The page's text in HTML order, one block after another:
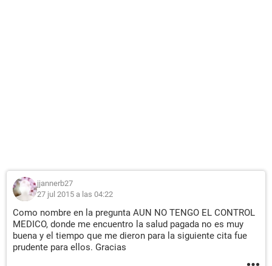
jjannerb27
27 jul 2015 a las 04:22
Como nombre en la pregunta AUN NO TENGO EL CONTROL
MEDICO, donde me encuentro la salud pagada no es muy
buena y el tiempo que me dieron para la siguiente cita fue
prudente para ellos. Gracias